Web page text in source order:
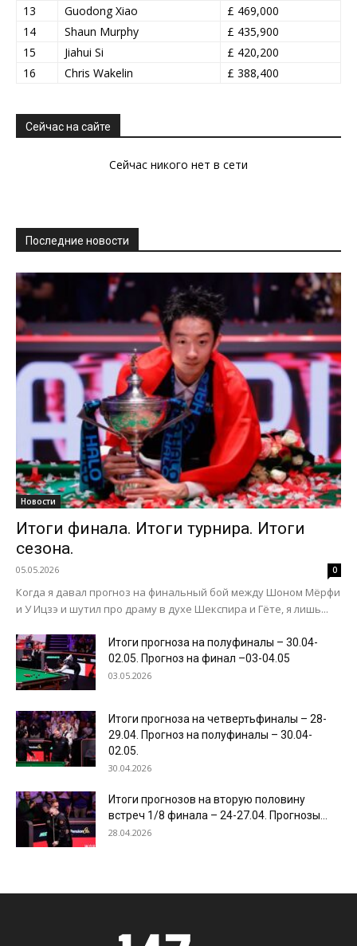
13 Guodong Xiao
£ 469,000
14
Shaun Murphy
£ 435,900
15
Jiahui Si
£ 420,200
16
Chris Wakelin £ 388,400
Сейчас на сайте
Сейчас никого нет в сети
Последние новости
Новости
Итоги финала. Итоги турнира. Итоги
сезона.
05.05.2026 0
Когда я давал прогноз на финальный бой между Шоном Мёрфи
и У Ицзэ и шутил про драму в духе Шекспира и Гёте, я лишь...
Итоги прогноза на полуфиналы – 30.04-
02.05. Прогноз на финал –03-04.05
03.05.2026
Итоги прогноза на четвертьфиналы – 28-
29.04. Прогноз на полуфиналы – 30.04-
02.05.
30.04.2026
Итоги прогнозов на вторую половину
встреч 1/8 финала – 24-27.04. Прогнозы...
28.04.2026